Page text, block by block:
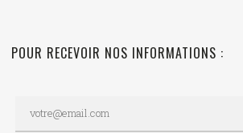
POUR RECEVOIR NOS INFORMATIONS :